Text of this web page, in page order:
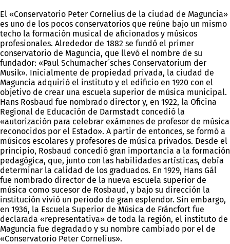
El «Conservatorio Peter Cornelius de la ciudad de Maguncia»
es uno de los pocos conservatorios que reúne bajo un mismo
techo la formación musical de aficionados y músicos
profesionales. Alrededor de 1882 se fundó el primer
conservatorio de Maguncia, que llevó el nombre de su
fundador: «Paul Schumacher´sches Conservatorium der
Musik». Inicialmente de propiedad privada, la ciudad de
Maguncia adquirió el instituto y el edificio en 1920 con el
objetivo de crear una escuela superior de música municipal.
Hans Rosbaud fue nombrado director y, en 1922, la Oficina
Regional de Educación de Darmstadt concedió la
«autorización para celebrar exámenes de profesor de música
reconocidos por el Estado». A partir de entonces, se formó a
músicos escolares y profesores de música privados. Desde el
principio, Rosbaud concedió gran importancia a la formación
pedagógica, que, junto con las habilidades artísticas, debía
determinar la calidad de los graduados. En 1929, Hans Gál
fue nombrado director de la nueva escuela superior de
música como sucesor de Rosbaud, y bajo su dirección la
institución vivió un periodo de gran esplendor. Sin embargo,
en 1936, la Escuela Superior de Música de Fráncfort fue
declarada «representativa» de toda la región, el instituto de
Maguncia fue degradado y su nombre cambiado por el de
«Conservatorio Peter Cornelius».